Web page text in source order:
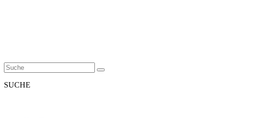
SUCHE